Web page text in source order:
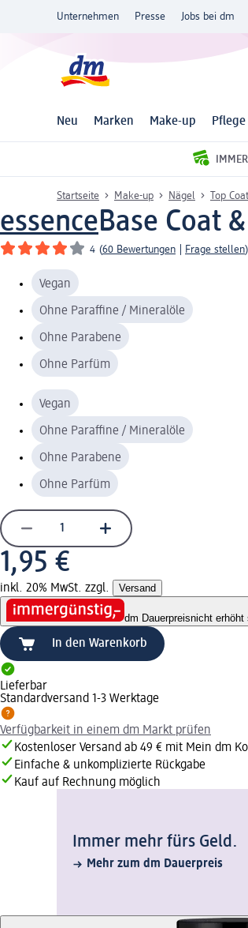
Unternehmen Presse Jobs bei dm
Neu Marken Make-up
Startseite Make-up Nägel Top
essenceBase Coat
4 (60 Bewertungen Frage stellen)
Vegan
Ohne Paraffine / Mineralöle
Ohne Parabene
Ohne Parfüm
Vegan
Ohne Paraffine / Mineralöle
Ohne Parabene
Ohne Parfüm
1,95 €
inkl. 20% MwSt. zzgl. Versand
dm Dauerpreisnicht erhöht
In den Warenkorb
Lieferbar
Standardversand 1-3 Werktage
Verfügbarkeit in einem dm Markt prüfen
Kostenloser Versand ab 49 € mit Mein dm
Einfache & unkomplizierte Rückgabe
Kauf auf Rechnung möglich
Immer mehr fürs Geld.
Mehr zum dm Dauerpreis